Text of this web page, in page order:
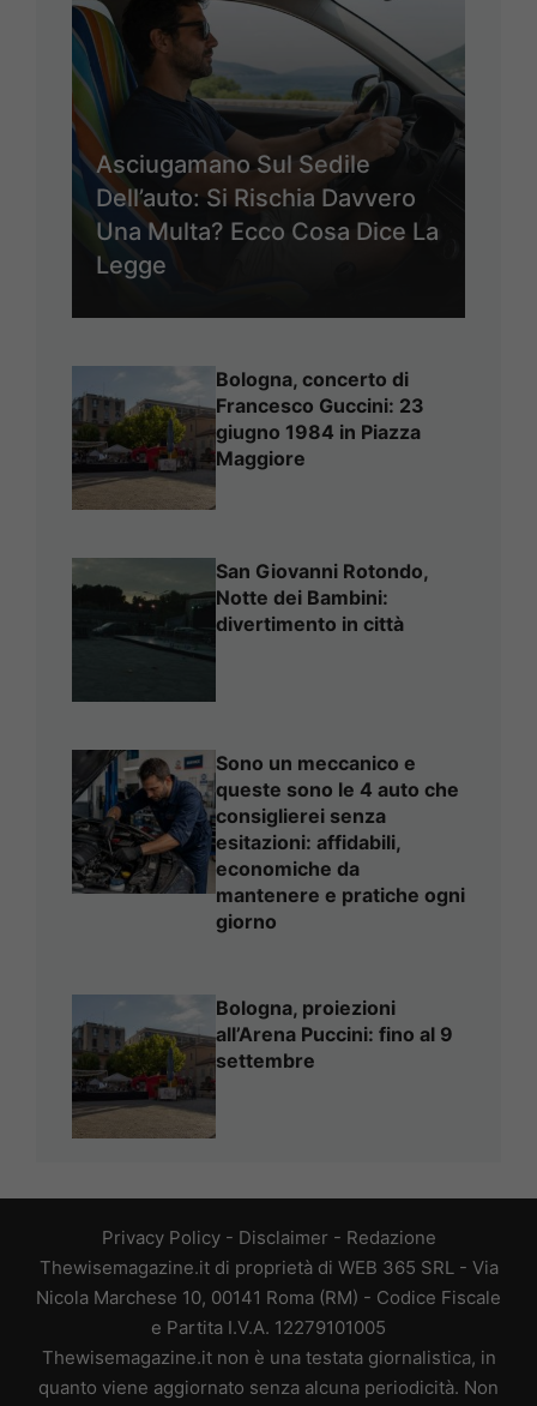
Asciugamano Sul Sedile
Dell’auto: Si Rischia Davvero
Una Multa? Ecco Cosa Dice La
Legge
Bologna, concerto di
Francesco Guccini: 23
giugno 1984 in Piazza
Maggiore
San Giovanni Rotondo,
Notte dei Bambini:
divertimento in città
Sono un meccanico e
queste sono le 4 auto che
consiglierei senza
esitazioni: affidabili,
economiche da
mantenere e pratiche ogni
giorno
Bologna, proiezioni
all’Arena Puccini: fino al 9
settembre
Privacy Policy- Disclaimer - Redazione
Thewisemagazine.it di proprietà di WEB 365 SRL - Via
Nicola Marchese 10, 00141 Roma (RM) - Codice Fiscale
e Partita I.V.A. 12279101005
Thewisemagazine.it non è una testata giornalistica, in
quanto viene aggiornato senza alcuna periodicità. Non